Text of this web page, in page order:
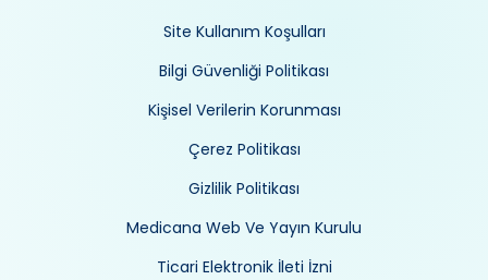
Site Kullanım Koşulları
Bilgi Güvenliği Politikası
Kişisel Verilerin Korunması
Çerez Politikası
Gizlilik Politikası
Medicana Web Ve Yayın Kurulu
Ticari Elektronik İleti İzni